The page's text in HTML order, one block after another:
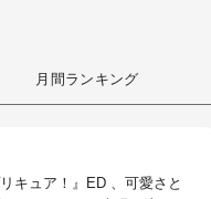
月間ランキング
キュア！』ED 、可愛さと